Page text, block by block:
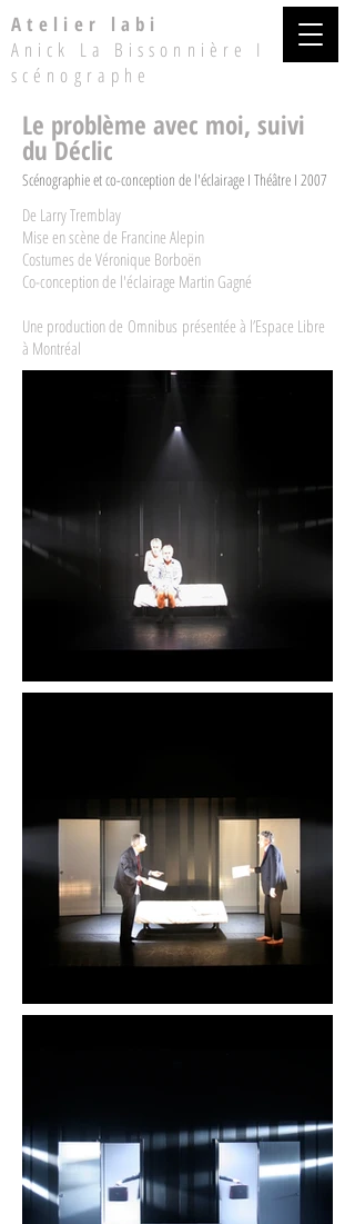
Atelier labi
Anick La Bissonnière I
scénographe
Le problème avec moi, suivi
du Déclic
Scénographie et co-conception de l'éclairage I Théâtre I 2007
De Larry Tremblay
Mise en scène de Francine Alepin
Costumes de Véronique Borboën
Co-conception de l'éclairage Martin Gagné
Une production de Omnibus présentée à l’Espace Libre
à Montréal